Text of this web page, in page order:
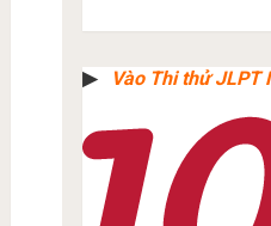
▶︎ Vào Thi thử JLPT